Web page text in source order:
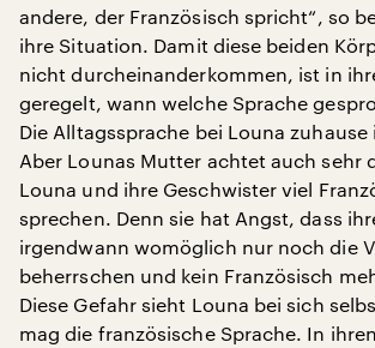
andere, der Französisch spricht“, so
ihre Situation. Damit diese beiden
nicht durcheinanderkommen, ist in
geregelt, wann welche Sprache
Die Alltagssprache bei Louna zuhause
Aber Lounas Mutter achtet auch sehr
Louna und ihre Geschwister viel
sprechen. Denn sie hat Angst, dass
irgendwann womöglich nur noch die
beherrschen und kein Französisch
Diese Gefahr sieht Louna bei sich
mag die französische Sprache. In